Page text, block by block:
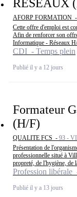
RESEAUX
AFORP FORMATION -
Cette offre d'emploi est
Afin de renforcer son
Informatique - Réseaux
CDI - Temps plein
Publié il y a 12 jours
Formateur
(H/F)
QUALITE FCS - 93 -
Présentation de
professionnelle situé à
propreté, de l'hygiène, de
Profession libérale
Publié il y a 13 jours